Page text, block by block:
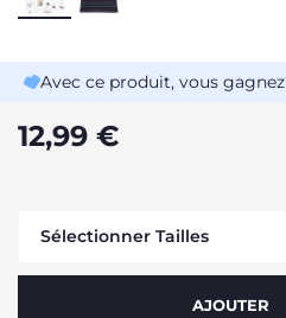
Avec ce produit, vous gagnez
12,99 €
Sélectionner Tailles
AJOUTER